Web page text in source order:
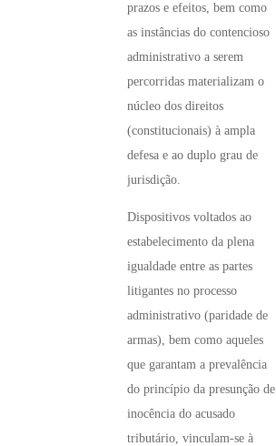
prazos e efeitos, bem como
as instâncias do contencioso
administrativo a serem
percorridas materializam o
núcleo dos direitos
(constitucionais) à ampla
defesa e ao duplo grau de
jurisdição.
Dispositivos voltados ao
estabelecimento da plena
igualdade entre as partes
litigantes no processo
administrativo (paridade de
armas), bem como aqueles
que garantam a prevalência
do princípio da presunção de
inocência do acusado
tributário, vinculam-se à